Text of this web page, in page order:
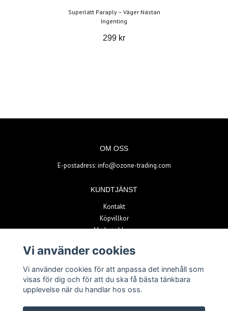
Superlätt Paraply – Väger Nästan
Ingenting
299 kr
OM OSS
E-postadress:info@ozone-trading.com
KUNDTJÄNST
Kontakt
Köpvillkor
Madrain blogg
Vi använder cookies
Vi använder cookies för att anpassa det innehåll som
visas för dig och för att du ska få bästa tänkbara
upplevelse när du handlar hos oss.